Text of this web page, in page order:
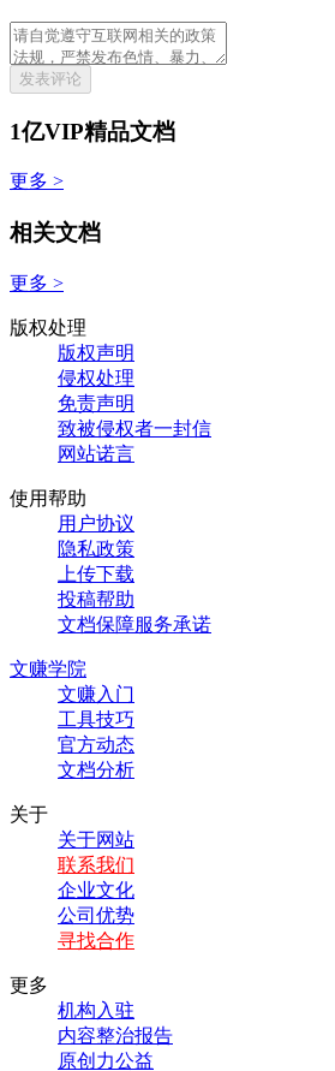
发表评论
1亿VIP精品文档
更多 >
相关文档
更多 >
版权处理
版权声明
侵权处理
免责声明
致被侵权者一封信
网站诺言
使用帮助
用户协议
隐私政策
上传下载
投稿帮助
文档保障服务承诺
文赚学院
文赚入门
工具技巧
官方动态
文档分析
关于
关于网站
联系我们
企业文化
公司优势
寻找合作
更多
机构入驻
内容整治报告
原创力公益